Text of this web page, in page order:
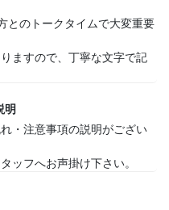
とのトークタイムで大変重要
ますので、丁寧な文字で記
明
・注意事項の説明がござい
ッフへお声掛け下さい。